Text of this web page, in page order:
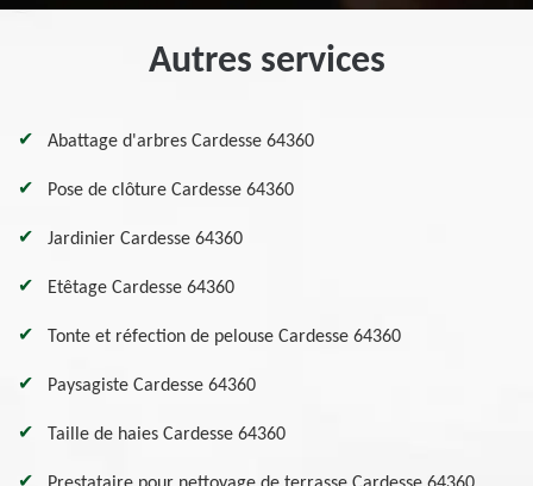
Autres services
Abattage d'arbres Cardesse 64360
Pose de clôture Cardesse 64360
Jardinier Cardesse 64360
Etêtage Cardesse 64360
Tonte et réfection de pelouse Cardesse 64360
Paysagiste Cardesse 64360
Taille de haies Cardesse 64360